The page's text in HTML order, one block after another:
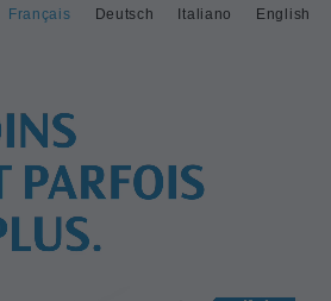
Deutsch
Français Italiano English